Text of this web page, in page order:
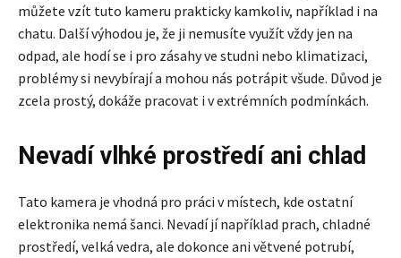
můžete vzít tuto kameru prakticky kamkoliv, například i na
chatu. Další výhodou je, že ji nemusíte využít vždy jen na
odpad, ale hodí se i pro zásahy ve studni nebo klimatizaci,
problémy si nevybírají a mohou nás potrápit všude. Důvod je
zcela prostý, dokáže pracovat i v extrémních podmínkách.
Nevadí vlhké prostředí ani chlad
Tato kamera je vhodná pro práci v místech, kde ostatní
elektronika nemá šanci. Nevadí jí například prach, chladné
prostředí, velká vedra, ale dokonce ani větvené potrubí,